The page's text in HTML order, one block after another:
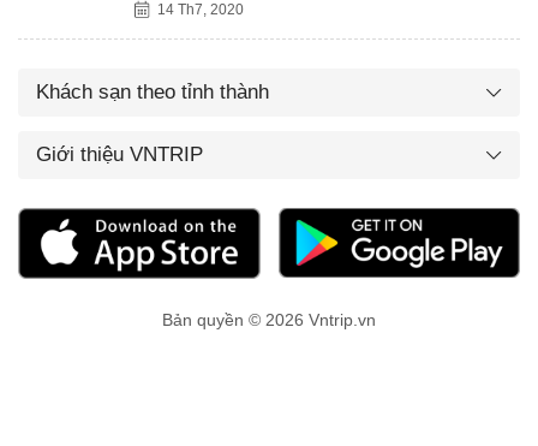
14 Th7, 2020
Khách sạn theo tỉnh thành
Giới thiệu VNTRIP
Bản quyền © 2026 Vntrip.vn